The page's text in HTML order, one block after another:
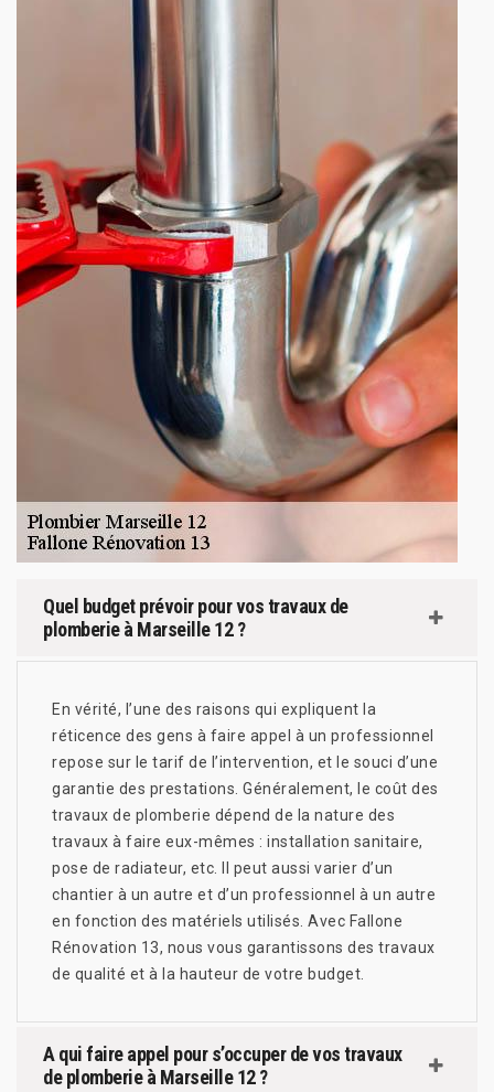
Quel budget prévoir pour vos travaux de
plomberie à Marseille 12 ?
En vérité, l’une des raisons qui expliquent la
réticence des gens à faire appel à un professionnel
repose sur le tarif de l’intervention, et le souci d’une
garantie des prestations. Généralement, le coût des
travaux de plomberie dépend de la nature des
travaux à faire eux-mêmes : installation sanitaire,
pose de radiateur, etc. Il peut aussi varier d’un
chantier à un autre et d’un professionnel à un autre
en fonction des matériels utilisés. Avec Fallone
Rénovation 13, nous vous garantissons des travaux
de qualité et à la hauteur de votre budget.
A qui faire appel pour s’occuper de vos travaux
de plomberie à Marseille 12 ?